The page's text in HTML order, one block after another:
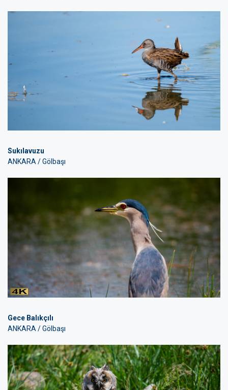
Sukılavuzu
ANKARA / Gölbaşı
Gece Balıkçılı
ANKARA / Gölbaşı